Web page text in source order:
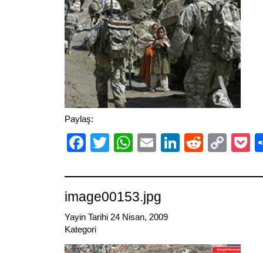
Paylaş:
Facebook
TwitterWhatsApp
EmailLinkedIn
Reddit
image00153.jpg
Yayin Tarihi 24 Nisan, 2009
Kategori